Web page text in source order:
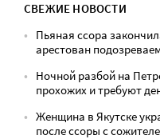
СВЕЖИЕ НОВОСТИ
Пьяная ссора
арестован
Ночной разбой на
прохожих и требуют
Женщина в Якутске
после ссоры с